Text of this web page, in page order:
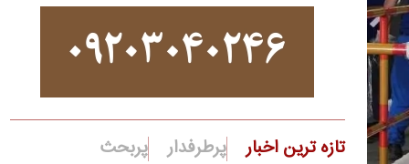
تازه ترین اخبار پرطرفدار پربحث